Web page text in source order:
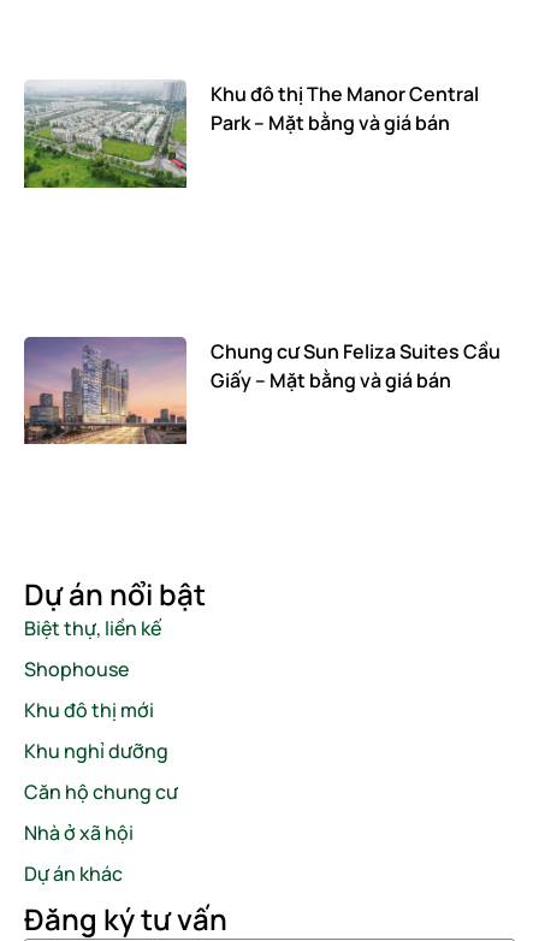
Khu đô thị The Manor Central
Park – Mặt bằng và giá bán
Chung cư Sun Feliza Suites Cầu
Giấy – Mặt bằng và giá bán
Dự án nổi bật
Biệt thự, liền kế
Shophouse
Khu đô thị mới
Khu nghỉ dưỡng
Căn hộ chung cư
Nhà ở xã hội
Dự án khác
Đăng ký tư vấn